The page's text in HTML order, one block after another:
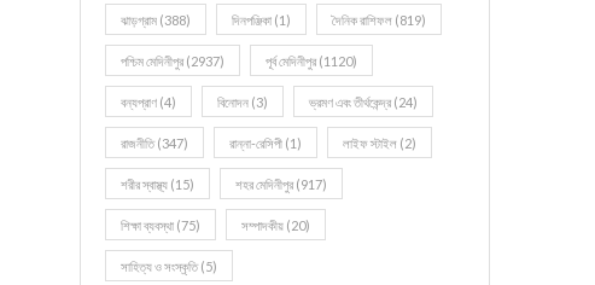
ঝাড়গ্রাম (388) দিনপঞ্জিকা (1) দৈনিক রাশিফল (819)
পশ্চিম মেদিনীপুর (2937) পূর্ব মেদিনীপুর (1120)
বন্যপ্রাণ (4) বিনোদন (3) ভ্রমণ এবং তীর্থকেন্দ্র (24)
রাজনীতি(347) রান্না-রেসিপী (1) লাইফ স্টাইল (2)
শরীর স্বাস্থ্য (15) শহর মেদিনীপুর (917)
শিক্ষা ব্যবস্থা (75) সম্পাদকীয় (20)
সাহিত্য ও সংস্কৃতি(5)